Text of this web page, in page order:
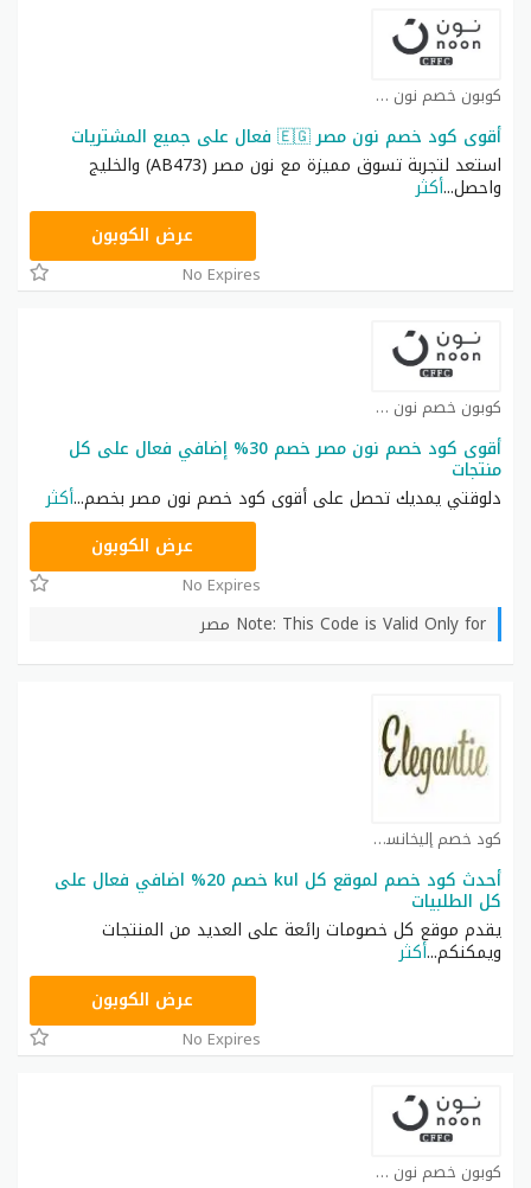
كوبون خصم نون كوبون
أقوى كود خصم نون مصر 🇪🇬 فعال على جميع المشتريات
استعد لتجربة تسوق مميزة مع نون مصر (AB473) والخليج
واحصل...أكثر
AB473عرض الكوبون
No Expires
كوبون خصم نون كوبون
أقوى كود خصم نون مصر خصم 30% إضافي فعال على كل
منتجات
دلوقتي يمديك تحصل على أقوى كود خصم نون مصر بخصم...أكثر
AB473عرض الكوبون
No Expires
Note: This Code is Valid Only for مصر
كود خصم إليخانسي كوبون
أحدث كود خصم لموقع كل kul خصم 20% اضافي فعال على
كل الطلبيات
يقدم موقع كل خصومات رائعة على العديد من المنتجات
ويمكنكم...أكثر
عرض الكوبون
No Expires
كوبون خصم نون كوبون